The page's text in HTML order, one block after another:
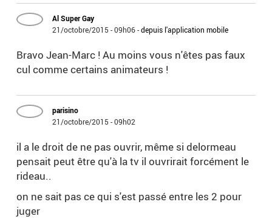
Al Super Gay
21/octobre/2015 - 09h06-depuis l'application mobile
Bravo Jean-Marc ! Au moins vous n'êtes pas faux
cul comme certains animateurs !
parisino
21/octobre/2015 - 09h02
il a le droit de ne pas ouvrir, même si delormeau
pensait peut être qu'à la tv il ouvrirait forcément le
rideau..
on ne sait pas ce qui s'est passé entre les 2 pour
juger